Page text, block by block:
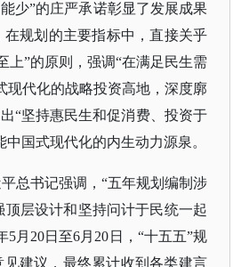
少”的庄严承诺彰显了发展成果
规划的主要指标中，直接关乎
上”的原则，强调“在满足民生需
现代化的战略投资高地，深度廓
“坚持惠民生和促消费、投资于
国式现代化的内生动力源泉。
总书记强调， “五年规划编制涉
层设计和坚持问计于民统一起
月20日至6月20日，“十五五”规
建议，最终累计收到各类建言